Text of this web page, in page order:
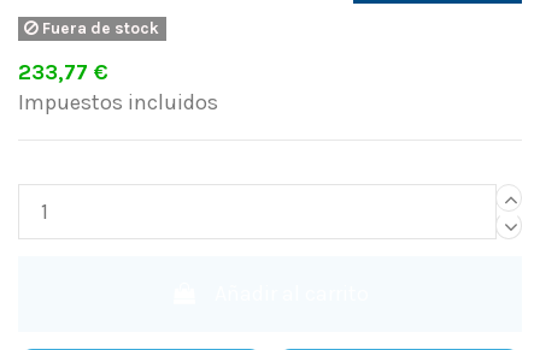
Fuera de stock
233,77 €
Impuestos incluidos